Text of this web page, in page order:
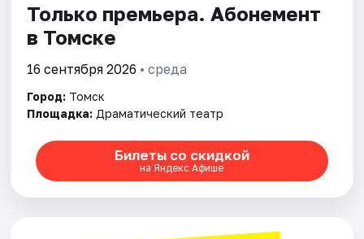
Артисты
Рейтинги
Только премьера. Абонемент
в Томске
16 сентября 2026 • среда
Город: Томск
Площадка: Драматический театр
Билеты со скидкой
на Яндекс Афише